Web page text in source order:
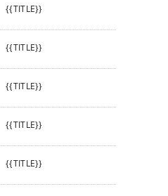
{{TITLE}}
{{TITLE}}
{{TITLE}}
{{TITLE}}
{{TITLE}}